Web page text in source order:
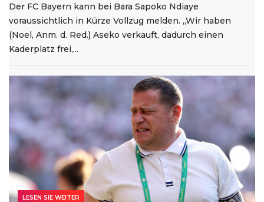
Der FC Bayern kann bei Bara Sapoko Ndiaye
voraussichtlich in Kürze Vollzug melden. „Wir haben
(Noel, Anm. d. Red.) Aseko verkauft, dadurch einen
Kaderplatz frei,...
LESEN SIE WEITER